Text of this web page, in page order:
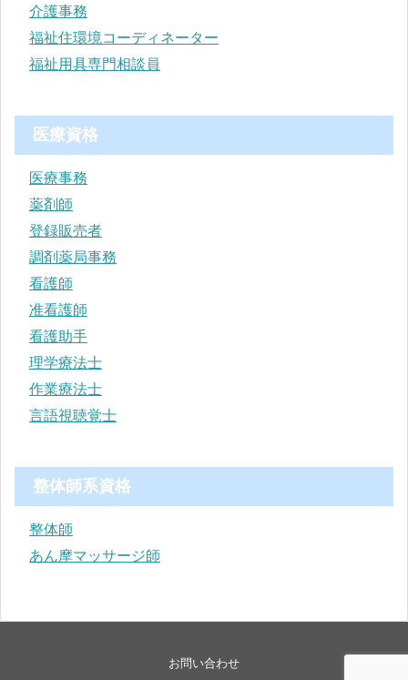
介護事務
福祉住環境コーディネーター
福祉用具専門相談員
医療資格
医療事務
薬剤師
登録販売者
調剤薬局事務
看護師
准看護師
看護助手
理学療法士
作業療法士
言語視聴覚士
整体師系資格
整体師
あん摩マッサージ師
お問い合わせ